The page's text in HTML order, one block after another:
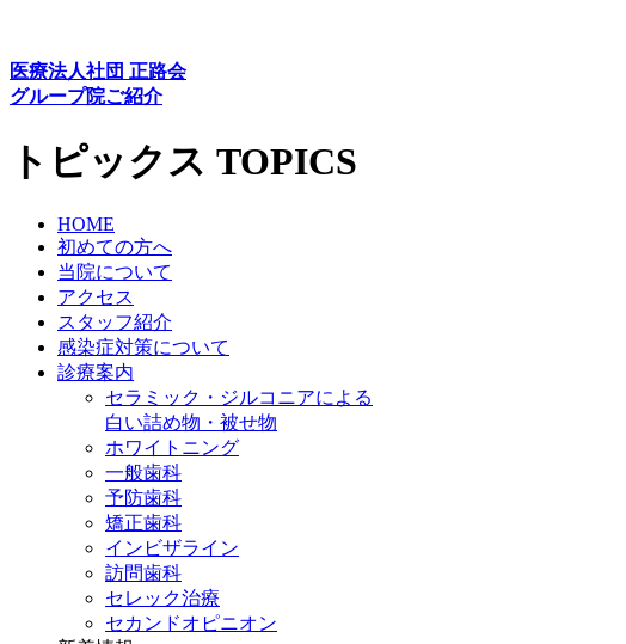
医療法人社団 正路会
グループ院ご紹介
トピックス TOPICS
HOME
初めての方へ
当院について
アクセス
スタッフ紹介
感染症対策について
診療案内
セラミック・ジルコニアによる
白い詰め物・被せ物
ホワイトニング
一般歯科
予防歯科
矯正歯科
インビザライン
訪問歯科
セレック治療
セカンドオピニオン